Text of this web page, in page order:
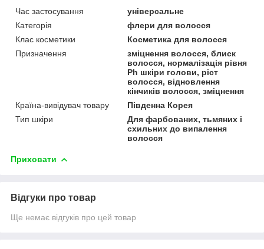
Час застосування
універсальне
Категорія
флери для волосся
Клас косметики
Косметика для волосся
Призначення
зміцнення волосся, блиск
волосся, нормалізація рівня
Ph шкіри голови, ріст
волосся, відновлення
кінчиків волосся, зміцнення
Країна-вивідувач товару
Південна Корея
Тип шкіри
Для фарбованих, тьмяних і
схильних до випалення
волосся
Приховати
Відгуки про товар
Ще немає відгуків про цей товар